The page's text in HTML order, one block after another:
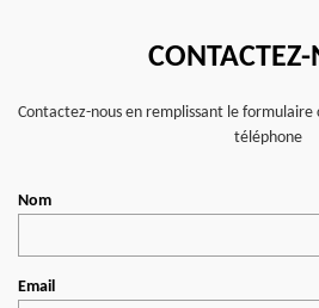
Contactez-nous en remplissant le
téléphone
Nom
Email